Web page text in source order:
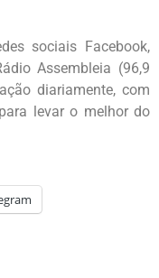
sociais Facebook,
Assembleia (96,9
diariamente, com
levar o melhor do